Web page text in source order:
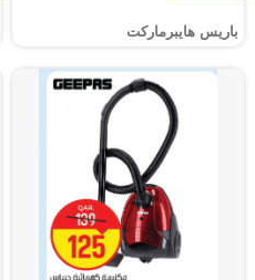
باريس هايبرماركت